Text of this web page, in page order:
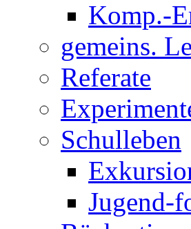
Komp.-
gemeins.
Referate
Schulleben
Jugend-